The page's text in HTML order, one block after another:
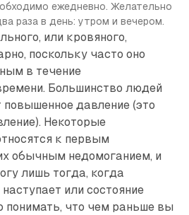
ежедневно. Желательно
раза в день: утром и вечером.
или кровяного,
поскольку часто оно
в течение
Большинство людей
давление (это
Некоторые
к первым
обычным недомоганием, и
лишь тогда, когда
или состояние
понимать, что чем раньше вы